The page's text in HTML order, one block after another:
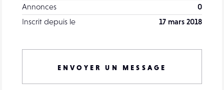
Annonces
0
Inscrit depuis le
17 mars 2018
ENVOYER UN MESSAGE